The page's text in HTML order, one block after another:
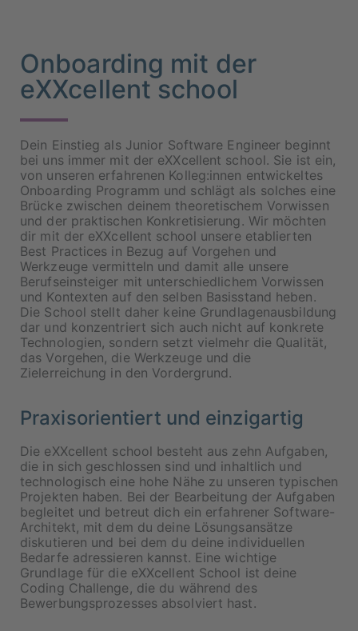
Onboarding mit der
eXXcellent school
Dein Einstieg als Junior Software Engineer beginnt
bei uns immer mit der eXXcellent school. Sie ist ein,
von unseren erfahrenen Kolleg:innen entwickeltes
Onboarding Programm und schlägt als solches eine
Brücke zwischen deinem theoretischem Vorwissen
und der praktischen Konkretisierung. Wir möchten
dir mit der eXXcellent school unsere etablierten
Best Practices in Bezug auf Vorgehen und
Werkzeuge vermitteln und damit alle unsere
Berufseinsteiger mit unterschiedlichem Vorwissen
und Kontexten auf den selben Basisstand heben.
Die School stellt daher keine Grundlagenausbildung
dar und konzentriert sich auch nicht auf konkrete
Technologien, sondern setzt vielmehr die Qualität,
das Vorgehen, die Werkzeuge und die
Zielerreichung in den Vordergrund.
Praxisorientiert und einzigartig
Die eXXcellent school besteht aus zehn Aufgaben,
die in sich geschlossen sind und inhaltlich und
technologisch eine hohe Nähe zu unseren typischen
Projekten haben. Bei der Bearbeitung der Aufgaben
begleitet und betreut dich ein erfahrener Software-
Architekt, mit dem du deine Lösungsansätze
diskutieren und bei dem du deine individuellen
Bedarfe adressieren kannst. Eine wichtige
Grundlage für die eXXcellent School ist deine
Coding Challenge, die du während des
Bewerbungsprozesses absolviert hast.